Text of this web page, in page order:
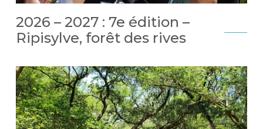
2026 – 2027 : 7e édition –
Ripisylve, forêt des rives